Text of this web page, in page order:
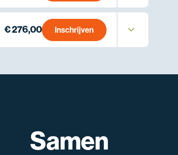
€ 276,00 Inschrijven
Samen